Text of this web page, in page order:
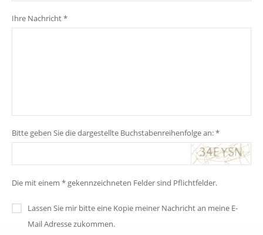
Ihre Nachricht *
Bitte geben Sie die dargestellte Buchstabenreihenfolge an: *
Die mit einem * gekennzeichneten Felder sind Pflichtfelder.
Lassen Sie mir bitte eine Kopie meiner Nachricht an meine E-
Mail Adresse zukommen.